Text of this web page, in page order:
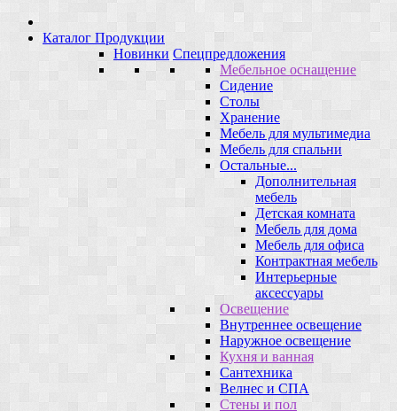
Каталог Продукции
Новинки Спецпредложения
Мебельное оснащение
Сидение
Столы
Хранение
Мебель для мультимедиа
Мебель для спальни
Остальные...
Дополнительная
мебель
Детская комната
Мебель для дома
Мебель для офиса
Контрактная мебель
Интерьерные
аксессуары
Освещение
Внутреннее освещение
Наружное освещение
Кухня и ванная
Сантехника
Велнес и СПА
Стены и пол